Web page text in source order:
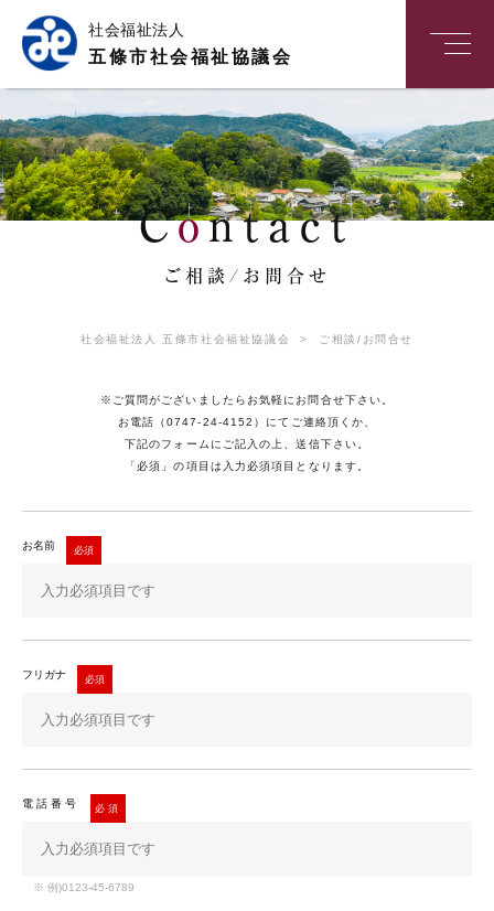
社会福祉法人
五條市社会福祉協議会
Contact
ご相談/お問合せ
社会福祉法人 五條市社会福祉協議会 > ご相談/お問合せ
※ご質問がございましたらお気軽にお問合せ下さい。
お電話（0747-24-4152）にてご連絡頂くか、
下記のフォームにご記入の上、送信下さい。
「必須」の項目は入力必須項目となります。
お名前
フリガナ
電話番号
※ 例)0123-45-6789